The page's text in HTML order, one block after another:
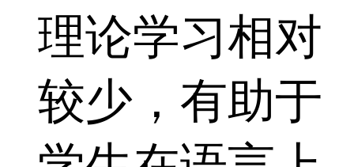
理论学习相对
较少，有助于